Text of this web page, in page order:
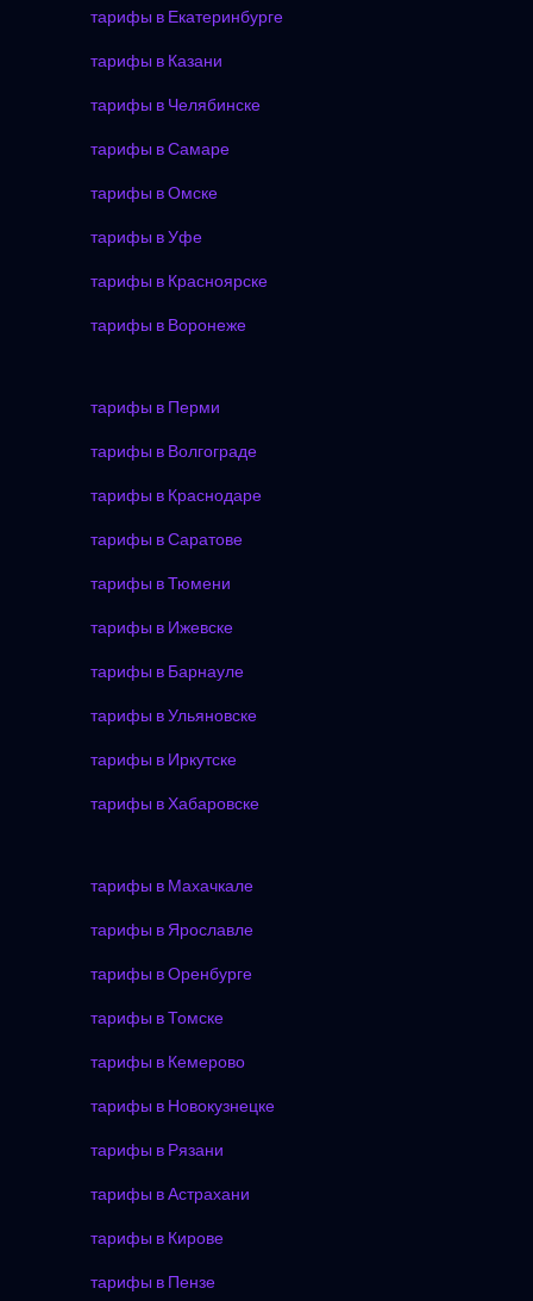
тарифы в Екатеринбурге
тарифы в Казани
тарифы в Челябинске
тарифы в Самаре
тарифы в Омске
тарифы в Уфе
тарифы в Красноярске
тарифы в Воронеже
тарифы в Перми
тарифы в Волгограде
тарифы в Краснодаре
тарифы в Саратове
тарифы в Тюмени
тарифы в Ижевске
тарифы в Барнауле
тарифы в Ульяновске
тарифы в Иркутске
тарифы в Хабаровске
тарифы в Махачкале
тарифы в Ярославле
тарифы в Оренбурге
тарифы в Томске
тарифы в Кемерово
тарифы в Новокузнецке
тарифы в Рязани
тарифы в Астрахани
тарифы в Кирове
тарифы в Пензе